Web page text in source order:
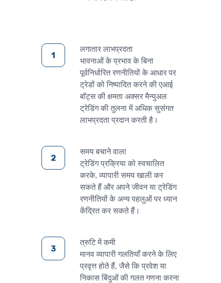
हिन्दी
लगातार लाभप्रदता
भावनाओं के प्रभाव के बिना
पूर्वनिर्धारित रणनीतियों के आधार पर
ट्रेडों को निष्पादित करने की एआई
बॉट्स की क्षमता अक्सर मैन्युअल
ट्रेडिंग की तुलना में अधिक सुसंगत
लाभप्रदता प्रदान करती है।
समय बचाने वाला
ट्रेडिंग प्रक्रिया को स्वचालित
करके, व्यापारी समय खाली कर
सकते हैं और अपने जीवन या ट्रेडिंग
रणनीतियों के अन्य पहलुओं पर ध्यान
केंद्रित कर सकते हैं।
त्रुटि में कमी
मानव व्यापारी गलतियाँ करने के लिए
प्रवृत्त होते हैं, जैसे कि प्रवेश या
निकास बिंदुओं की गलत गणना करना